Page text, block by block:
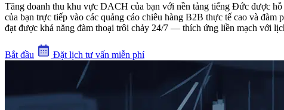
Tăng doanh thu khu vực DACH của bạn với nền tảng tiếng Đức được
của bạn trực tiếp vào các quảng cáo chiêu hàng B2B thực tế cao và
đạt được khả năng đàm thoại trôi chảy 24/7 — thích ứng liền mạch với
Bắt đầu Đặt lịch tư vấn miễn phí